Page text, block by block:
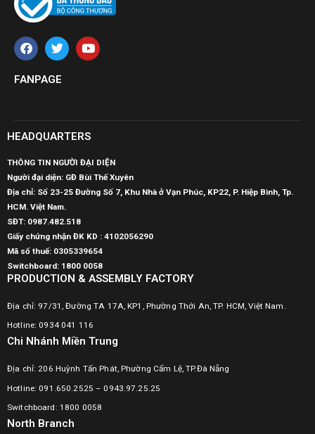
FANPAGE
HEADQUARTERS
THÔNG TIN NGƯỜI ĐẠI DIỆN
Người đại diện: GĐ Bùi Thế Xuyên
Địa chỉ: Số 23-25 Đường Số 7, Khu Nhà ở Vạn Phúc, KP22, P. Hiệp Bình, Tp.
HCM. Việt Nam.
SĐT: 0987.482.518
Giấy chứng nhận ĐK KD : 4102056290
Mã số thuế: 0305339654
Switchboard: 1800 0058
PRODUCTION & ASSEMBLY FACTORY
Địa chỉ: 97/31, Đường TA 17A, KP1, Phường Thới An, TP. HCM, Việt Nam.
Hotline: 0934 041 116
Chi Nhánh Miền Trung
Địa chỉ: 206 Huỳnh Tấn Phát, Phường Cẩm Lệ, TP.Đà Nẵng
Hotline: 091.650.2525 – 0943.97.25.25
Switchboard: 1800 0058
North Branch